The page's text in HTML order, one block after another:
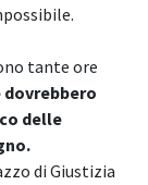
tante ore
dovrebbero
delle
di Giustizia